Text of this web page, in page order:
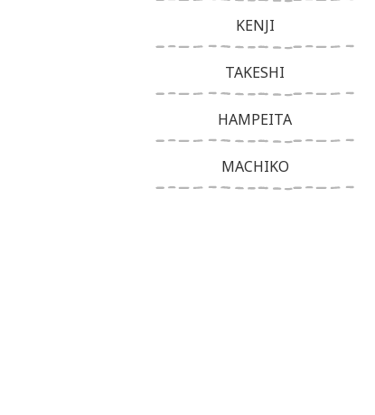
KENJI
TAKESHI
HAMPEITA
MACHIKO